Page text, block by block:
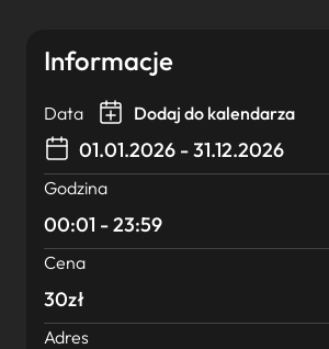
Informacje
Data Dodaj do kalendarza
01.01.2026 - 31.12.2026
Godzina
00:01 - 23:59
Cena
30zł
Adres